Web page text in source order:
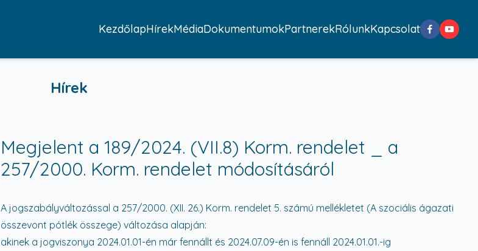
KezdőlapHírekMédiaDokumentumokPartnerekRólunkKapcsolat
Hírek
Megjelent a 189/2024. (VII.8) Korm. rendelet _ a
257/2000. Korm. rendelet módosításáról
A jogszabályváltozással a 257/2000. (XII. 26.) Korm. rendelet 5. számú mellékletet (A szociális ágazati
összevont pótlék összege) változása alapján:
akinek a jogviszonya 2024.01.01-én már fennállt és 2024.07.09-én is fennáll 2024.01.01.-ig